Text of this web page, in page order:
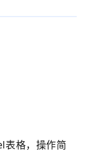
表格，操作简